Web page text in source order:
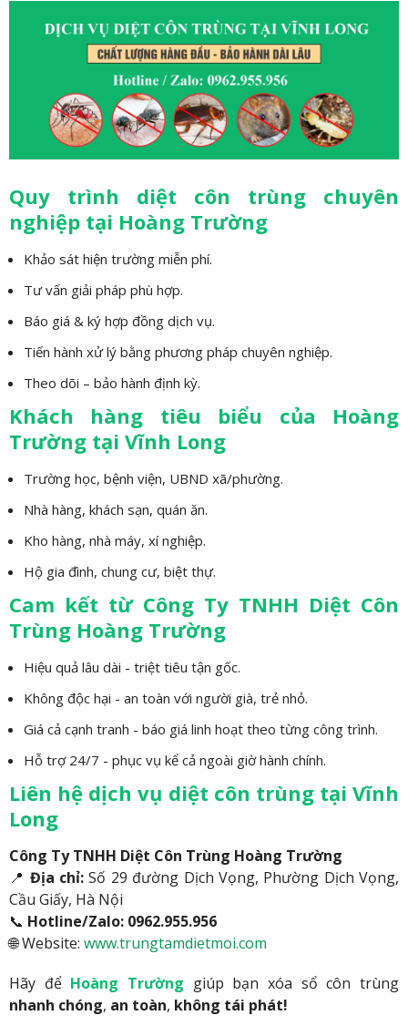
Quy trình diệt côn trùng chuyên
nghiệp tại Hoàng Trường
Khảo sát hiện trường miễn phí.
Tư vấn giải pháp phù hợp.
Báo giá & ký hợp đồng dịch vụ.
Tiến hành xử lý bằng phương pháp chuyên nghiệp.
Theo dõi – bảo hành định kỳ.
Khách hàng tiêu biểu của Hoàng
Trường tại Vĩnh Long
Trường học, bệnh viện, UBND xã/phường.
Nhà hàng, khách sạn, quán ăn.
Kho hàng, nhà máy, xí nghiệp.
Hộ gia đình, chung cư, biệt thự.
Cam kết từ Công Ty TNHH Diệt Côn
Trùng Hoàng Trường
Hiệu quả lâu dài - triệt tiêu tận gốc.
Không độc hại - an toàn với người già, trẻ nhỏ.
Giá cả cạnh tranh - báo giá linh hoạt theo từng công trình.
Hỗ trợ 24/7 - phục vụ kể cả ngoài giờ hành chính.
Liên hệ dịch vụ diệt côn trùng tại Vĩnh
Long
Công Ty TNHH Diệt Côn Trùng Hoàng Trường
📍 Địa chỉ:Số 29 đường Dịch Vọng, Phường Dịch Vọng,
Cầu Giấy, Hà Nội
📞 Hotline/Zalo: 0962.955.956
🌐 Website: www.trungtamdietmoi.com
Hãy để Hoàng Trường giúp bạn xóa sổ côn trùng
nhanh chóng, an toàn, không tái phát!